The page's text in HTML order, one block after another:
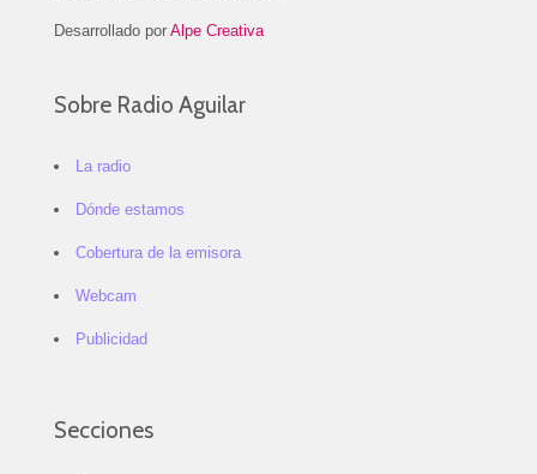
Desarrollado por Alpe Creativa
Sobre Radio Aguilar
La radio
Dónde estamos
Cobertura de la emisora
Webcam
Publicidad
Secciones